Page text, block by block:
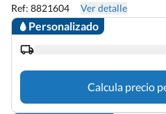
Ref: 8821604 Ver detalle
Personalizado
Calcula precio